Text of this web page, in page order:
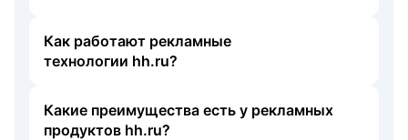
Как работают рекламные
технологии hh.ru?
Какие преимущества есть у рекламных
продуктов hh.ru?